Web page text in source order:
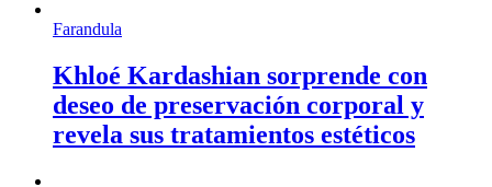
Farandula
Khloé Kardashian sorprende con
deseo de preservación corporal y
revela sus tratamientos estéticos